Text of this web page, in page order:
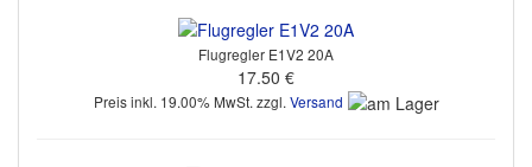
Flugregler E1V2 20A
17.50 €
Preis inkl. 19.00% MwSt. zzgl. Versand